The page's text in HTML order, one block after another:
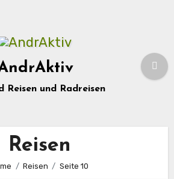
Reisen und Radreisen
Reisen
Reisen Seite 10